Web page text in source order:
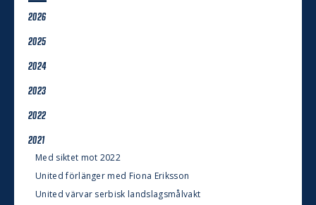
2026
2025
2024
2023
2022
2021
Med siktet mot 2022
United förlänger med Fiona Eriksson
United värvar serbisk landslagsmålvakt